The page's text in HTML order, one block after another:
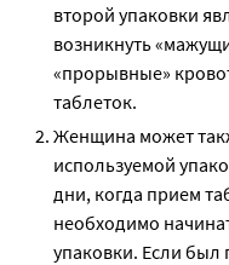
второй упаковки
возникнуть
«прорывные»
таблеток.
Женщина может
используемой
дни, когда прием
необходимо
упаковки. Если был